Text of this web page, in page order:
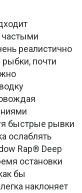
частыми
реалистично
почти
быстрые рывки
ослаблять
Rap® Deep
остановки
бы
наклоняет